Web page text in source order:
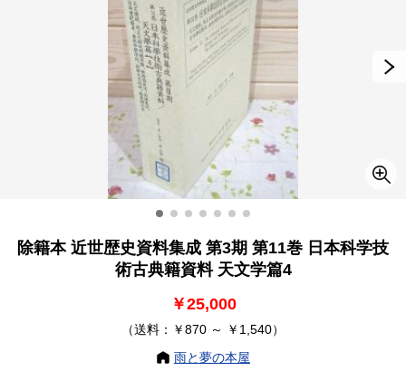
除籍本 近世歴史資料集成 第3期 第11巻 日本科学技
術古典籍資料 天文学篇4
￥25,000
（送料：￥870 ～ ￥1,540）
雨と夢の本屋